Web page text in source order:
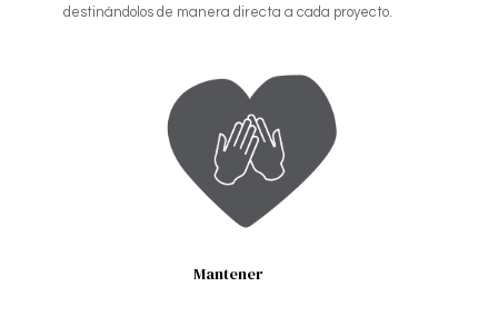
destinándolos de manera directa a cada proyecto.
Mantener